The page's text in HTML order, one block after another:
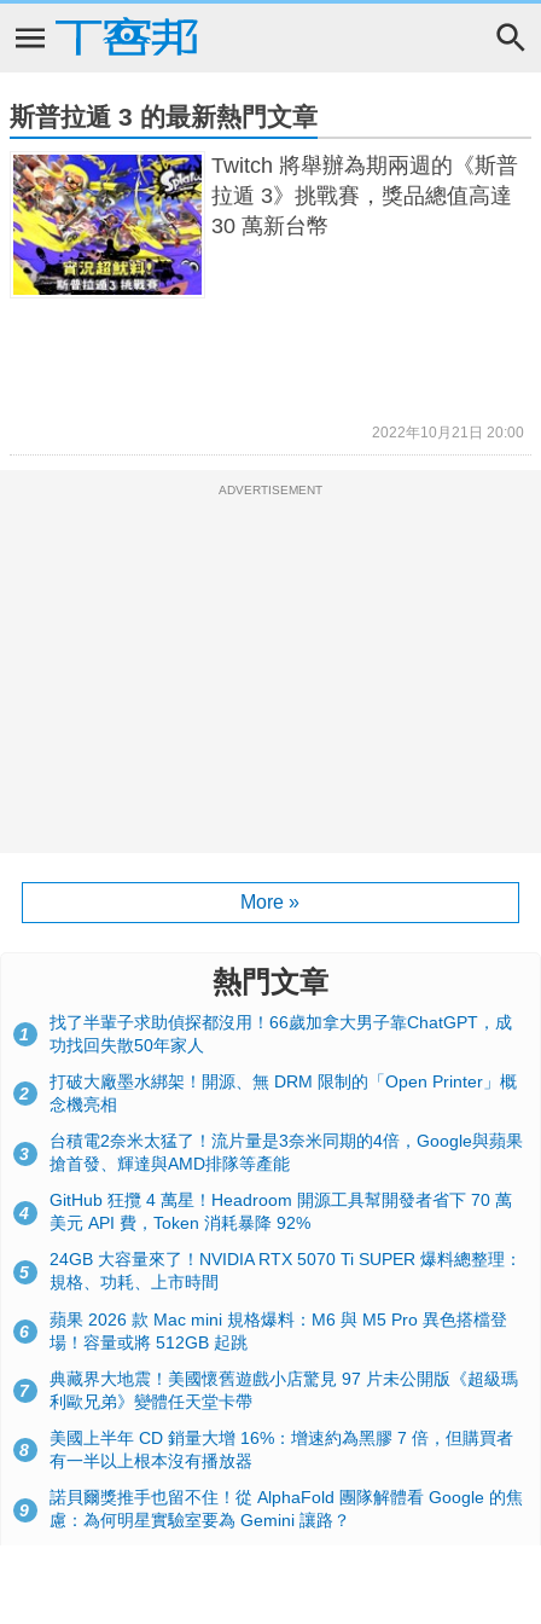
斯普拉遁 3 的最新熱門文章
Twitch 將舉辦為期兩週的《斯普
拉遁 3》挑戰賽，獎品總值高達
30 萬新台幣
2022年10月21日 20:00
ADVERTISEMENT
More »
熱門文章
1
找了半輩子求助偵探都沒用！66歲加拿大男子靠ChatGPT，成
功找回失散50年家人
2
打破大廠墨水綁架！開源、無 DRM 限制的「Open Printer」概
念機亮相
3
台積電2奈米太猛了！流片量是3奈米同期的4倍，Google與蘋果
搶首發、輝達與AMD排隊等產能
4
GitHub 狂攬 4 萬星！Headroom 開源工具幫開發者省下 70 萬
美元 API 費，Token 消耗暴降 92%
5
24GB 大容量來了！NVIDIA RTX 5070 Ti SUPER 爆料總整理：
規格、功耗、上市時間
6
蘋果 2026 款 Mac mini 規格爆料：M6 與 M5 Pro 異色搭檔登
場！容量或將 512GB 起跳
7
典藏界大地震！美國懷舊遊戲小店驚見 97 片未公開版《超級瑪
利歐兄弟》變體任天堂卡帶
8
美國上半年 CD 銷量大增 16%：增速約為黑膠 7 倍，但購買者
有一半以上根本沒有播放器
9
諾貝爾獎推手也留不住！從 AlphaFold 團隊解體看 Google 的焦
慮：為何明星實驗室要為 Gemini 讓路？